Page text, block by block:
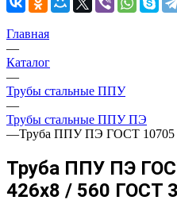
Главная
—
Каталог
—
Трубы стальные ППУ
—
Трубы стальные ППУ ПЭ
—Труба ППУ ПЭ ГОСТ 10705
Труба ППУ ПЭ
426x8 / 560 ГОСТ